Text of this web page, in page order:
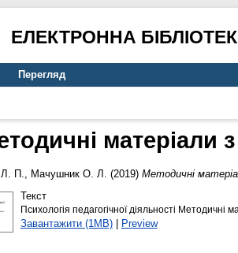
ЕЛЕКТРОННА
Перегляд
матеріали
Л. П., Мачушник О. Л. (2019) Методичні
Текст
Психологія педагогічної діяльності Методичні
Завантажити (1MB)| Preview